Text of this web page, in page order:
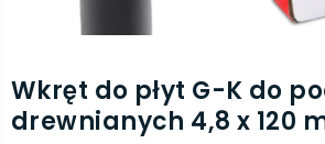
Wkręt do płyt G-K do
drewnianych 4,8 x 120